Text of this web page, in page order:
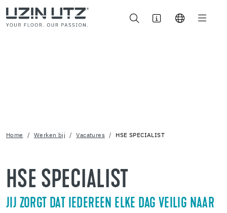
Home Werken bij Vacatures HSE SPECIALIST
HSE SPECIALIST
JIJ ZORGT DAT IEDEREEN ELKE DAG VEILIG NAAR